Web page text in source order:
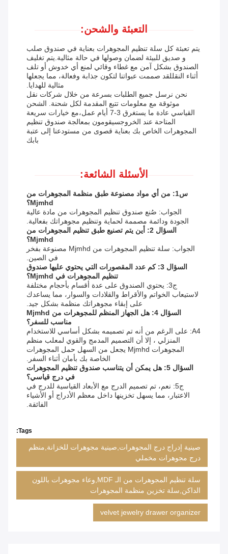
التعبئة والشحن:
يتم تعبئة كل سلة تنظيم المجوهرات بعناية في صندوق صلب
و صديق للبيئة لضمان وصولها في حالة مثالية.يتم تغليف
الصندوق بشكل آمن مع غطاء وقائي لمنع أي خدوش أو تلف
أثناء النقللقد صممت عبواتنا لتكون جذابة وفعالة، مما يجعلها
مثالية للهدايا.
نحن نرسل جميع الطلبات بسرعة من خلال شركات نقل
موثوقة مع معلومات تتبع المقدمة لكل شحنة. الشحن
القياسي عادة ما يستغرق 3-7 أيام عمل،مع خيارات سريعة
المتاحة عند الخروجسيقومون بمعالجة صندوق تنظيم
المجوهرات الخاص بك بعناية قصوى من مستودعنا إلى عتبة
بابك
الأسئلة الشائعة:
س1: من أي مواد مصنوعة طبق منظمة المجوهرات من
Mjmhd؟
الجواب: صُنع صندوق تنظيم المجوهرات من مادة عالية
الجودة ودائمة مصممة لحماية وتنظيم مجوهراتك بفعالية.
السؤال 2: أين يتم تصنيع طبق تنظيم المجوهرات من
Mjmhd؟
الجواب: سلة تنظيم المجوهرات من Mjmhd مصنوعة بفخر
في الصين.
السؤال 3: كم عدد المقصورات التي يحتوي عليها صندوق
تنظيم المجوهرات في Mjmhd؟
ج3: يحتوي الصندوق على عدة أقسام بأحجام مختلفة
لاستيعاب الخواتم والأقراط والقلادات والسوار، مما يساعدك
على إبقاء مجوهراتك منظمة بشكل جيد.
السؤال 4: هل الجهاز المنظم للمجوهرات من Mjmhd
مناسب للسفر؟
A4: على الرغم من أنه تم تصميمه بشكل أساسي للاستخدام
المنزلي ، إلا أن التصميم المدمج والقوي لمعلب منظم
المجوهرات Mjmhd يجعل من السهل حمل المجوهرات
الخاصة بك بأمان أثناء السفر.
السؤال 5: هل يمكن أن يتناسب صندوق تنظيم المجوهرات
في درج قياسي؟
ج5: نعم، تم تصميم الدرج مع الأبعاد القياسية للدرج في
الاعتبار، مما يسهل تخزينها داخل معظم الأدراج أو الأشياء
الفائقة.
Tags:
صينية إدراج درج المجوهرات,صينية مجوهرات للخزانة,منظم
درج مجوهرات مخملي
سلة تنظيم المجوهرات من الـ MDF,وعاء مجوهرات باللون
الداكن,سلة تخزين منظمة المجوهرات
velvet jewelry drawer organizer